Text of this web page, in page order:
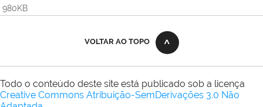
980KB
VOLTAR AO TOPO
Todo o conteúdo deste site está publicado sob a licença
Creative Commons Atribuição-SemDerivações 3.0 Não